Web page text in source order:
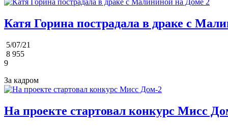
Катя Горина пострадала в драке с
5/07/21
8 955
9
За кадром
На проекте стартовал конкурс Мисс